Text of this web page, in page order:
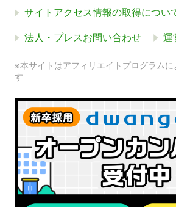
サイトアクセス情報の取得につい
法人・プレスお問い合わせ 運
※本サイトはアフィリエイトプログラムに
す